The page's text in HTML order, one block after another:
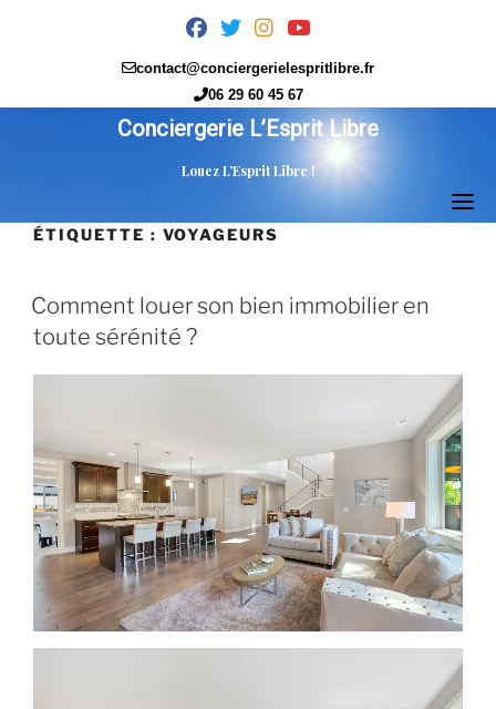
fab
facebook
fab
twitter
fab
instagram
fab
youtube
contact@conciergerielespritlibre.fr
06 29 60 45 67
Conciergerie L’Esprit Libre
Louez L’Esprit Libre !
ÉTIQUETTE : VOYAGEURS
Comment louer son bien immobilier en
toute sérénité ?